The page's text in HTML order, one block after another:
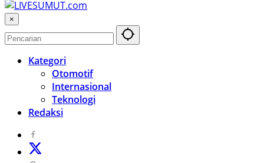
×
Kategori
Otomotif
Internasional
Teknologi
Redaksi